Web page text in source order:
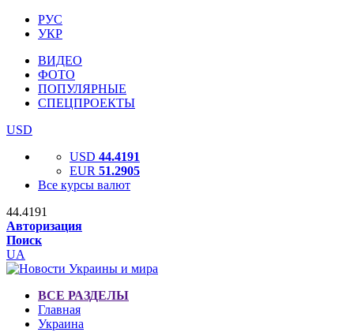
РУС
УКР
ВИДЕО
ФОТО
ПОПУЛЯРНЫЕ
СПЕЦПРОЕКТЫ
USD
USD 44.4191
EUR 51.2905
Все курсы валют
44.4191
Авторизация
Поиск
UA
ВСЕ РАЗДЕЛЫ
Главная
Украина